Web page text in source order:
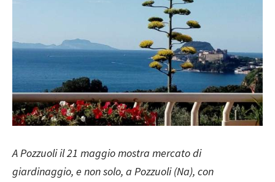
A Pozzuoli il 21 maggio mostra mercato di
giardinaggio, e non solo, a Pozzuoli (Na), con